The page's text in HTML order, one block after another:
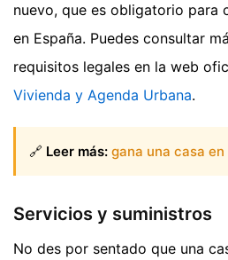
nuevo, que es obligatorio para
en España. Puedes consultar
requisitos legales en la web
Vivienda y Agenda Urbana.
🔗 Leer más: gana una casa
Servicios y suministros
No des por sentado que una